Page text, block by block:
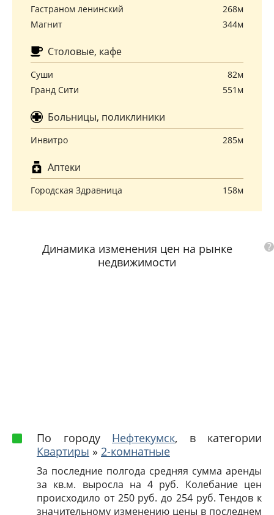
Гастраном ленинский
268м
Магнит
344м
Столовые, кафе
Суши
82м
Гранд Сити
551м
Больницы, поликлиники
Инвитро 285м
Аптеки
Городская Здравница 158м
Динамика изменения цен на рынке
недвижимости
?
По городу Нефтекумск, в категории
Квартиры » 2-комнатные
За последние полгода средняя сумма аренды
за кв.м. выросла на 4 руб. Колебание цен
происходило от 250 руб. до 254 руб. Тендов к
значительному изменению цены в последнем